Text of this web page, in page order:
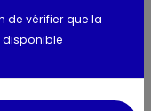
de vérifier que la
disponible